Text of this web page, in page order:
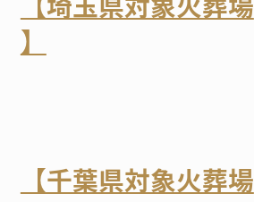
【埼玉県対象火葬場
】
【千葉県対象火葬場